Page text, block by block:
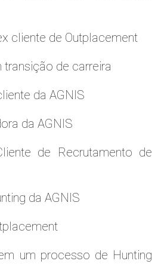
cliente de Outplacement
de carreira
da AGNIS
da AGNIS
de Recrutamento de
da AGNIS
um processo de Hunting